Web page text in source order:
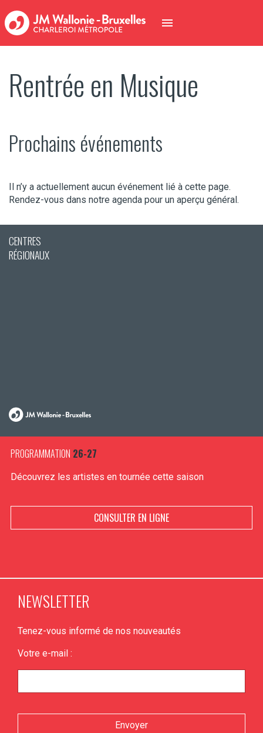
Rentrée en Musique
Prochains événements
Il n’y a actuellement aucun événement lié à cette page.
Rendez-vous dans notre agenda pour un aperçu général.
CENTRES
RÉGIONAUX
PROGRAMMATION 26-27
Découvrez les artistes en tournée cette saison
CONSULTER EN LIGNE
NEWSLETTER
Tenez-vous informé de nos nouveautés
Votre e-mail :
Veuillez laisser ce champ vide.